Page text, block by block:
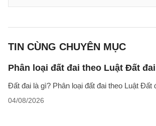
TIN CÙNG CHUYÊN MỤC
Phân loại đất đai theo Luật Đất
Đất đai là gì? Phân loại đất đai theo Luật
04/08/2026